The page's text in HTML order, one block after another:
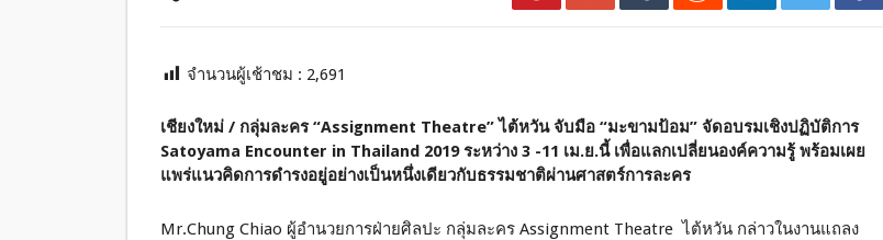
จำนวนผู้เช้าชม : 2,691
เชียงใหม่ / กลุ่มละคร “Assignment Theatre” ไต้หวัน จับมือ “มะขามป้อม” จัดอบรมเชิงปฏิบัติการ
Satoyama Encounter in Thailand 2019 ระหว่าง 3 -11 เม.ย.นี้ เพื่อแลกเปลี่ยนองค์ความรู้ พร้อมเผย
แพร่แนวคิดการดำรงอยู่อย่างเป็นหนึ่งเดียวกับธรรมชาติผ่านศาสตร์การละคร
Mr.Chung Chiao ผู้อำนวยการฝ่ายศิลปะ กลุ่มละคร Assignment Theatre ไต้หวัน กล่าวในงานแถลง